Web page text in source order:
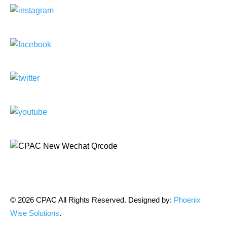
© 2026 CPAC All Rights Reserved. Designed by: Phoenix
Wise Solutions.